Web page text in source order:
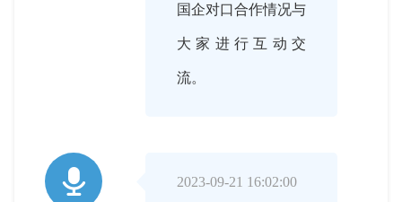
国企对口合作情况与
大家进行互动交
流。

2023-09-21 16:02:00